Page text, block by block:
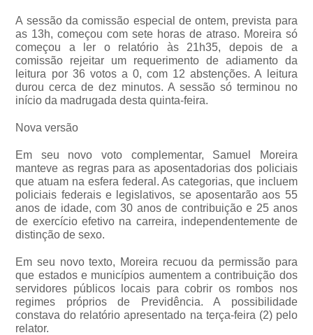
A sessão da comissão especial de ontem, prevista para
as 13h, começou com sete horas de atraso. Moreira só
começou a ler o relatório às 21h35, depois de a
comissão rejeitar um requerimento de adiamento da
leitura por 36 votos a 0, com 12 abstenções. A leitura
durou cerca de dez minutos. A sessão só terminou no
início da madrugada desta quinta-feira.
Nova versão
Em seu novo voto complementar, Samuel Moreira
manteve as regras para as aposentadorias dos policiais
que atuam na esfera federal. As categorias, que incluem
policiais federais e legislativos, se aposentarão aos 55
anos de idade, com 30 anos de contribuição e 25 anos
de exercício efetivo na carreira, independentemente de
distinção de sexo.
Em seu novo texto, Moreira recuou da permissão para
que estados e municípios aumentem a contribuição dos
servidores públicos locais para cobrir os rombos nos
regimes próprios de Previdência. A possibilidade
constava do relatório apresentado na terça-feira (2) pelo
relator.